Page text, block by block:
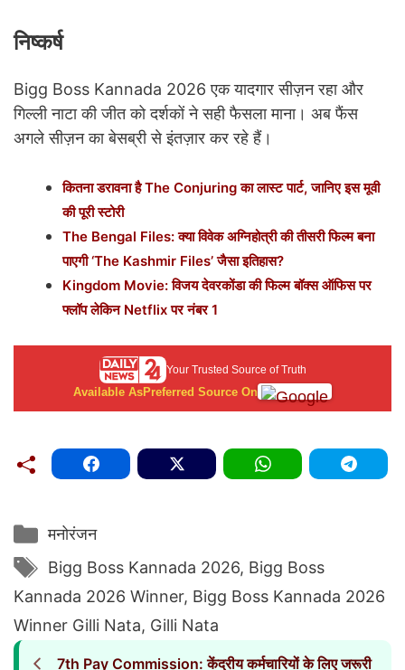
निष्कर्ष
Bigg Boss Kannada 2026 एक यादगार सीज़न रहा और
गिल्ली नाटा की जीत को दर्शकों ने सही फैसला माना। अब फैंस
अगले सीज़न का बेसब्री से इंतज़ार कर रहे हैं।
कितना डरावना है The Conjuring का लास्ट पार्ट, जानिए इस मूवी
की पूरी स्टोरी
The Bengal Files: क्या विवेक अग्निहोत्री की तीसरी फिल्म बना
पाएगी ‘The Kashmir Files’ जैसा इतिहास?
Kingdom Movie: विजय देवरकोंडा की फिल्म बॉक्स ऑफिस पर
फ्लॉप लेकिन Netflix पर नंबर 1
Your Trusted Source of Truth
Available AsPreferred Source On
Categories
मनोरंजन
Tags
Bigg Boss Kannada 2026, Bigg Boss
Kannada 2026 Winner, Bigg Boss Kannada 2026
Winner Gilli Nata, Gilli Nata
7th Pay Commission: केंद्रीय कर्मचारियों के लिए जरूरी